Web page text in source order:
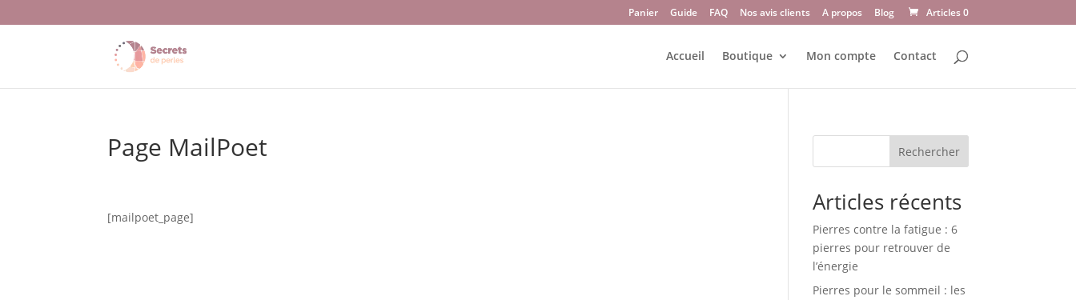
Panier Guide FAQ Nos avis clients A propos Blog Articles 0
Accueil Boutique Mon compte Contact
Page MailPoet
[mailpoet_page]
Rechercher
Articles récents
Pierres contre la fatigue : 6
pierres pour retrouver de
l’énergie
Pierres pour le sommeil : les